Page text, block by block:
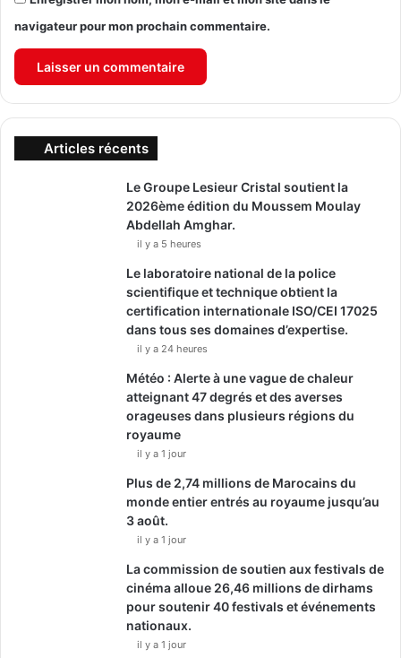
navigateur pour mon prochain commentaire.
Articles récents
Le Groupe Lesieur Cristal soutient la
2026ème édition du Moussem Moulay
Abdellah Amghar.
il y a 5 heures
Le laboratoire national de la police
scientifique et technique obtient la
certification internationale ISO/CEI 17025
dans tous ses domaines d’expertise.
il y a 24 heures
Météo : Alerte à une vague de chaleur
atteignant 47 degrés et des averses
orageuses dans plusieurs régions du
royaume
il y a 1 jour
Plus de 2,74 millions de Marocains du
monde entier entrés au royaume jusqu’au
3 août.
il y a 1 jour
La commission de soutien aux festivals de
cinéma alloue 26,46 millions de dirhams
pour soutenir 40 festivals et événements
nationaux.
il y a 1 jour